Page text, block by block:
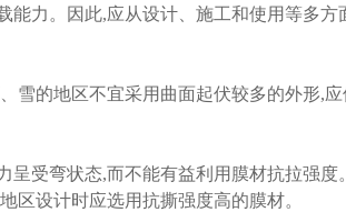
力。因此,应从设计、施工和使用等多
的地区不宜采用曲面起伏较多的外形,
受弯状态,而不能有益利用膜材抗拉强度
区设计时应选用抗撕强度高的膜材。